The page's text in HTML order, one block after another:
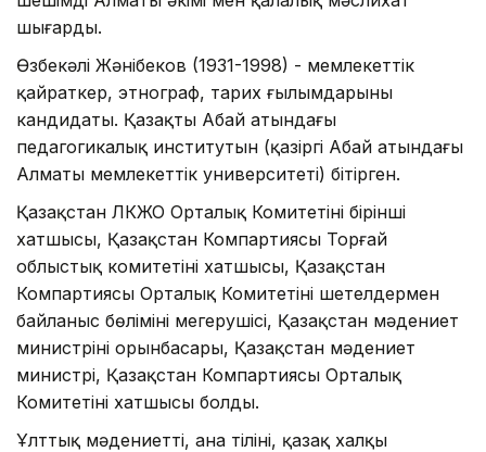
шығарды.
Өзбекәлі Жәнібеков (1931-1998) - мемлекеттік
қайраткер, этнограф, тарих ғылымдарының
кандидаты. Қазақтың Абай атындағы
педагогикалық институтын (қазіргі Абай атындағы
Алматы мемлекеттік университеті) бітірген.
Қазақстан ЛКЖО Орталық Комитетінің бірінші
хатшысы, Қазақстан Компартиясы Торғай
облыстық комитетінің хатшысы, Қазақстан
Компартиясы Орталық Комитетінің шетелдермен
байланыс бөлімінің меңгерушісі, Қазақстан мәдениет
министрінің орынбасары, Қазақстан мәдениет
министрі, Қазақстан Компартиясы Орталық
Комитетінің хатшысы болды.
Ұлттық мәдениеттің, ана тілінің, қазақ халқы